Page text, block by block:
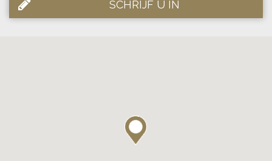
SCHRIJF U IN